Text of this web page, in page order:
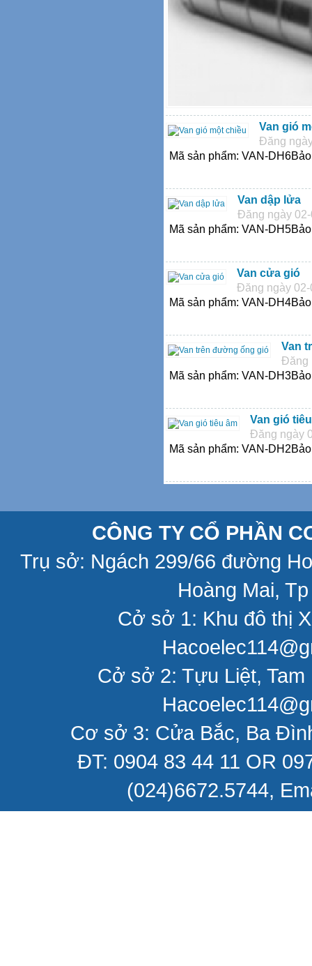
Van gió
Đăng
Mã sản phẩm: VAN-
Van dập lửa
Đăng ngày
Mã sản phẩm: VAN-
Van cửa gió
Đăng ngày 02-
Mã sản phẩm: VAN-
Van
Đăng
Mã sản phẩm: VAN-
Van gió
Đăng ngày
Mã sản phẩm: VAN-
CÔNG TY CỔ PHẦN
Trụ sở: Ngách 299/66 đường
Hoàng Mai,
Cở sở 1: Khu đô thị
Cở sở 2: Tựu Liệt,
Cơ sở 3: Cửa Bắc, Ba
ĐT: 0904 83 44 11 OR
(024)6672.5744,